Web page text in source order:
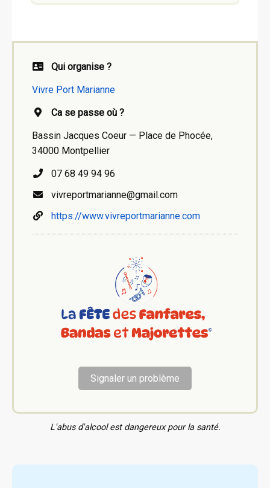
Qui organise ?
Vivre Port Marianne
Ca se passe où ?
Bassin Jacques Coeur — Place de Phocée,
34000 Montpellier
07 68 49 94 96
vivreportmarianne@gmail.com
https://www.vivreportmarianne.com
Signaler un problème
L'abus d'alcool est dangereux pour la santé.